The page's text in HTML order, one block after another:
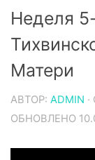
Неделя
Матери
АВТОР: ADMIN
ОБНОВЛЕНО